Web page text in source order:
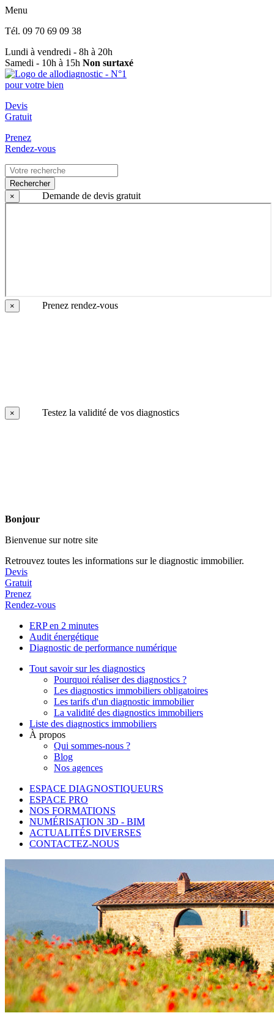
Menu
Tél. 09 70 69 09 38
Lundi à vendredi - 8h à 20h
Samedi - 10h à 15h Non surtaxé
Devis
Gratuit
Prenez
Rendez-vous
Rechercher
×
Demande de devis gratuit
× Prenez rendez-vous
× Testez la validité de vos diagnostics
Bonjour
Bienvenue sur notre site
Retrouvez toutes les informations sur le diagnostic immobilier.
Devis
Gratuit
Prenez
Rendez-vous
ERP en 2 minutes
Audit énergétique
Diagnostic de performance numérique
Tout savoir sur les diagnostics
Pourquoi réaliser des diagnostics ?
Les diagnostics immobiliers obligatoires
Les tarifs d'un diagnostic immobilier
La validité des diagnostics immobiliers
Liste des diagnostics immobiliers
À propos
Qui sommes-nous ?
Blog
Nos agences
ESPACE DIAGNOSTIQUEURS
ESPACE PRO
NOS FORMATIONS
NUMÉRISATION 3D - BIM
ACTUALITÉS DIVERSES
CONTACTEZ-NOUS